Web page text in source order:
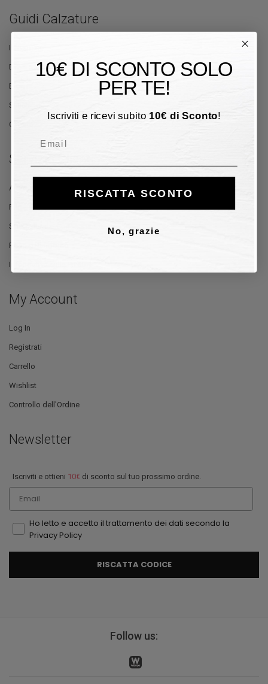
Guidi Calzature
Il Negozio
Dove Siamo
Blog
Stilisti
Offerte
Servizio Clienti
Aiuto e Contatti
Pagamento
Spedizione e Consegna
Reso e Rimborso
Informativa sulla Privacy
My Account
Log In
Registrati
Carrello
Wishlist
Controllo dell'Ordine
Newsletter
Iscriviti e ottieni 10€ di sconto sul tuo prossimo ordine.
Email
Ho letto e accetto il trattamento dei dati secondo la
Privacy Policy
RISCATTA CODICE
Follow us:
10€ DI SCONTO SOLO
PER TE!
Iscriviti e ricevi subito 10€ di Sconto!
RISCATTA SCONTO
No, grazie